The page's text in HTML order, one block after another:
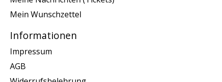
Mein Wunschzettel
Informationen
Impressum
AGB